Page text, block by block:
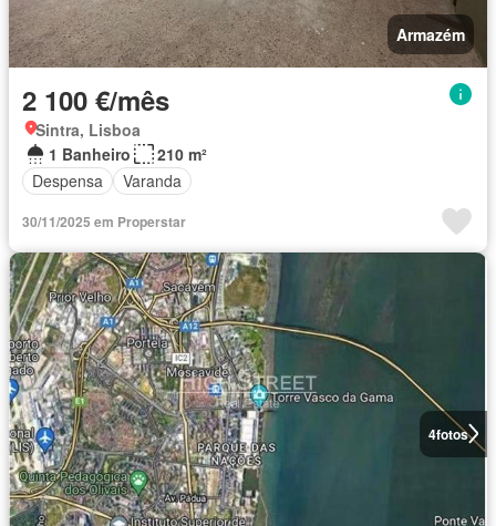
Armazém
2 100 €/mês
Sintra, Lisboa
1 Banheiro
210 m²
Despensa
Varanda
30/11/2025 em Properstar
4fotos